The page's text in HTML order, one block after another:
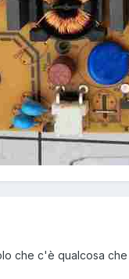
che c'è qualcosa